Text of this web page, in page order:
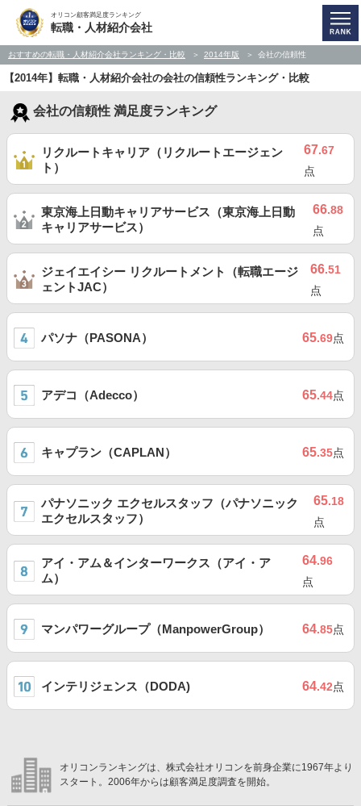
オリコン顧客満足度ランキング
転職・人材紹介会社
おすすめの転職・人材紹介会社ランキング・比較 2014年版 会社の信頼性
【2014年】転職・人材紹介会社の会社の信頼性ランキング・比較
会社の信頼性 満足度ランキング
リクルートキャリア（リクルートエージェン
ト）
67.67
点
東京海上日動キャリアサービス（東京海上日動
キャリアサービス）
66.88
点
ジェイエイシー リクルートメント（転職エージ
ェントJAC）
66.51
点
パソナ（PASONA） 65.69点
アデコ（Adecco） 65.44点
キャプラン（CAPLAN） 65.35点
パナソニック エクセルスタッフ（パナソニック
エクセルスタッフ）
65.18
点
アイ・アム＆インターワークス（アイ・ア
ム）
64.96
点
マンパワーグループ（ManpowerGroup） 64.85点
インテリジェンス（DODA) 64.42点
オリコンランキングは、株式会社オリコンを前身企業に1967年より
スタート。2006年からは顧客満足度調査を開始。